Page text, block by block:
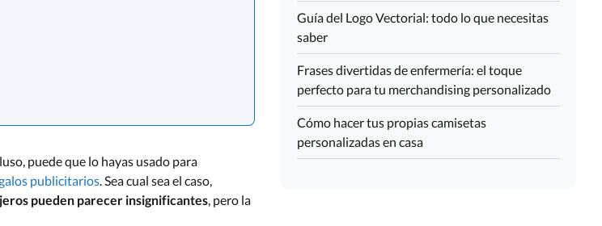
puede que lo hayas usado para
publicitarios . Sea cual sea el caso,
pueden parecer insignificantes , pero la
Guía del Logo Vectorial: todo lo que necesitas
saber
Frases divertidas de enfermería: el toque
perfecto para tu merchandising personalizado
Cómo hacer tus propias camisetas
personalizadas en casa